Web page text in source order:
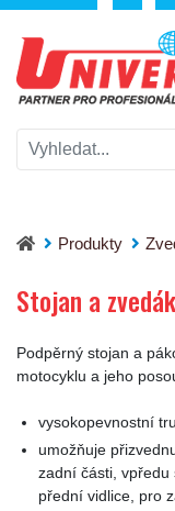
Produkty
Stojan a zvedák
Stojan a
Podpěrný stojan a
motocyklu a jeho
vysokopevnostní
umožňuje
zadní části, vpředu
přední vidlice, pro